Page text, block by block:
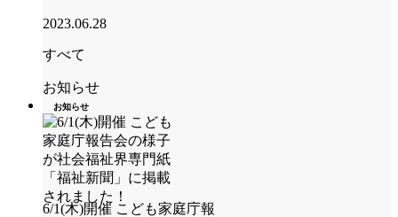
2023.06.28
すべて
お知らせ
お知らせ
6/1(木)開催 こども家庭庁報